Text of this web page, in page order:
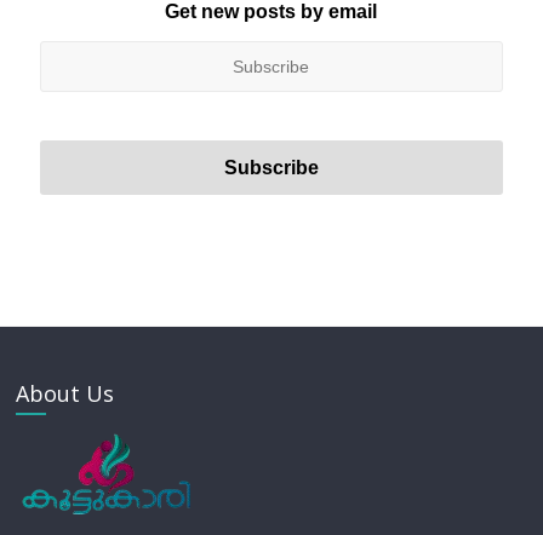
Get new posts by email
About Us